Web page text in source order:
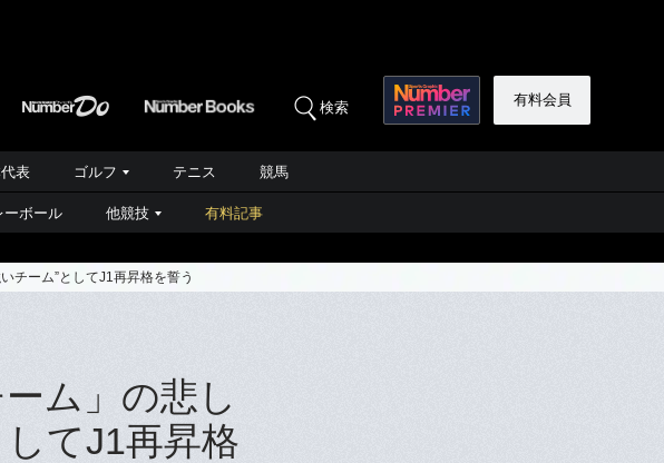
検索 有料会員
表 ゴルフ テニス 競馬
ーボール 他競技 有料記事
チーム”としてJ1再昇格を誓う
ム」の悲し
てJ1再昇格